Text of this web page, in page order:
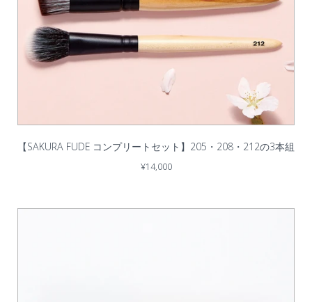
【SAKURA FUDE コンプリートセット】205・208・212の3本組
¥14,000